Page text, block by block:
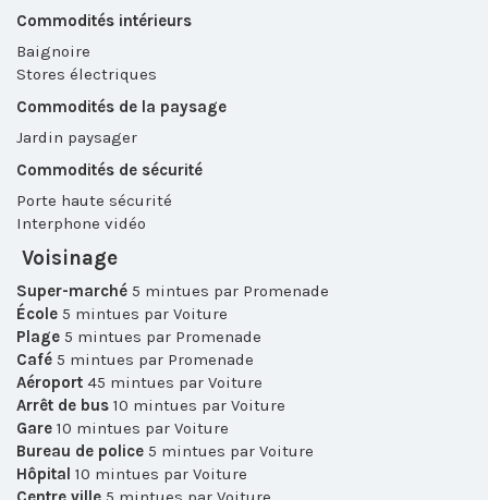
Commodités intérieurs
Baignoire
Stores électriques
Commodités de la paysage
Jardin paysager
Commodités de sécurité
Porte haute sécurité
Interphone vidéo
Voisinage
Super-marché 5 mintues par Promenade
École 5 mintues par Voiture
Plage 5 mintues par Promenade
Café 5 mintues par Promenade
Aéroport 45 mintues par Voiture
Arrêt de bus 10 mintues par Voiture
Gare 10 mintues par Voiture
Bureau de police 5 mintues par Voiture
Hôpital 10 mintues par Voiture